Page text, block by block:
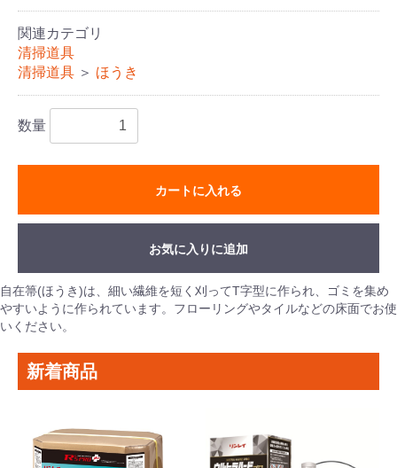
関連カテゴリ
清掃道具
清掃道具 ＞ ほうき
数量
カートに入れる
お気に入りに追加
自在箒(ほうき)は、細い繊維を短く刈ってT字型に作られ、ゴミを集め
やすいように作られています。フローリングやタイルなどの床面でお使
いください。
新着商品